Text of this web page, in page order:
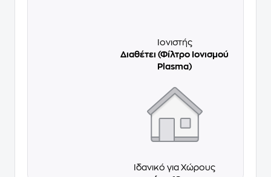
Ιονιστής
Διαθέτει (Φίλτρο Iονισμού
Plasma)
Ιδανικό για Χώρους